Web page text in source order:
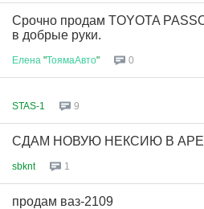
Срочно продам TOYOTA
в добрые руки.
Елена "ТоямаАвто" 0
STAS-1 9
СДАМ НОВУЮ НЕКСИЮ В
sbknt 1
продам ваз-2109